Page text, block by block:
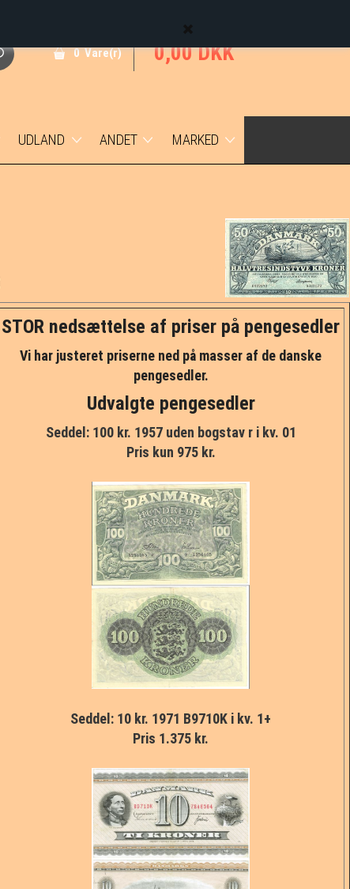
0 Vare(r) 0,00 DKK
UDLAND ANDET
Trankebar
Samlinger
Kataloger og litteratur
Andet
Specialaftaler
MARKED
10 øre
25 øre
½ kr. og 50 øre
1 kr.
5 kr.
10 kr.
20 kr.
Før 1874
Erindring og Tema
Andet
STOR nedsættelse af priser på pengesedler
Vi har justeret priserne ned på masser af de danske
pengesedler.
Udvalgte pengesedler
Seddel: 100 kr. 1957 uden bogstav r i kv. 01
Pris kun 975 kr.
Seddel: 10 kr. 1971 B9710K i kv. 1+
Pris 1.375 kr.